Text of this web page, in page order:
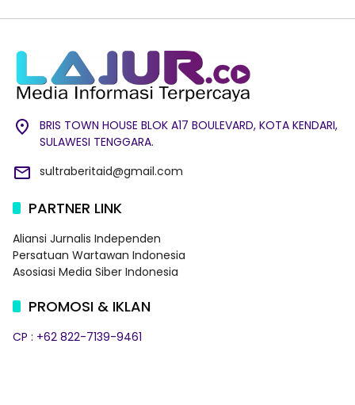
BRIS TOWN HOUSE BLOK A17 BOULEVARD, KOTA KENDARI,
SULAWESI TENGGARA.
sultraberitaid@gmail.com
PARTNER LINK
Aliansi Jurnalis Independen
Persatuan Wartawan Indonesia
Asosiasi Media Siber Indonesia
PROMOSI & IKLAN
CP : +62 822-7139-9461